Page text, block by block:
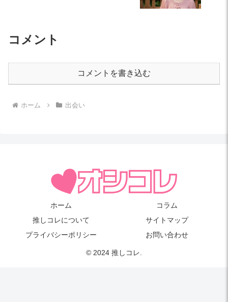
コメント
コメントを書き込む
ホーム 出会い
ホーム
コラム
推しコレについて
サイトマップ
プライバシーポリシー
お問い合わせ
© 2024 推しコレ.